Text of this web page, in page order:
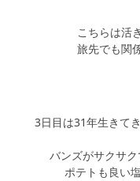
こちらは活
旅先でも関
3日目は31年生きて
バンズがサクサ
ポテトも良い